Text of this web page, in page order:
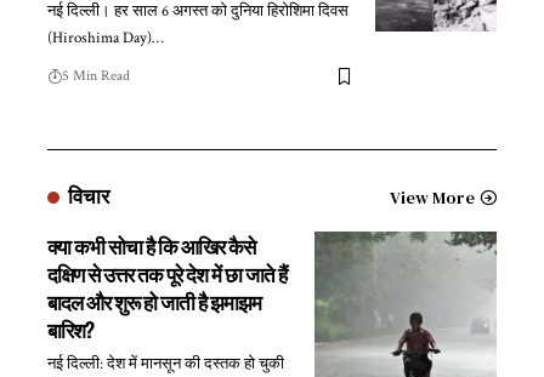
नई दिल्ली। हर साल 6 अगस्त को दुनिया हिरोशिमा दिवस
(Hiroshima Day)…
5 Min Read
विचार View More
क्या कभी सोचा है कि आखिर कैसे
दक्षिण से उत्तर तक पूरे देश में छा जाते हैं
बादल और शुरू हो जाती है झमाझम
बारिश?
नई दिल्ली: देश में मानसून की दस्तक हो चुकी